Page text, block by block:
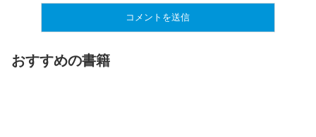
おすすめの書籍